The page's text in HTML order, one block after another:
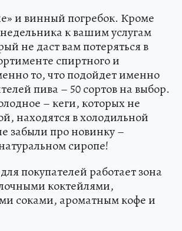
и винный погребок. Кроме
к вашим услугам
не даст вам потеряться в
спиртного и
то, что подойдет именно
пива – 50 сортов на выбор.
– кеги, которых не
находятся в холодильной
забыли про новинку –
сиропе!
покупателей работает зона
коктейлями,
соками, ароматным кофе и